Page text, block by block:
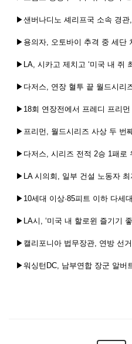
▶샌버나디노 셰리프국 소속 경관
▶용의자, 오토바이 추격 중 세단
▶LA, 시카고 제치고 ‘미국 내 쥐
▶다저스, 연장 혈투 끝 월드시리
▶18회 연장전에서 프레디 프리
▶프리먼, 월드시리즈 사상 두 번
▶다저스, 시리즈 전적 2승 1패로
▶LA 시의회, 일부 건설 노동자
▶10세대 이상·85피트 이하 다세
▶LA시, ‘미국 내 할로윈 즐기기
▶캘리포니아 법무장관, 연방 선
▶워싱턴DC, 남부연합 장군 알버